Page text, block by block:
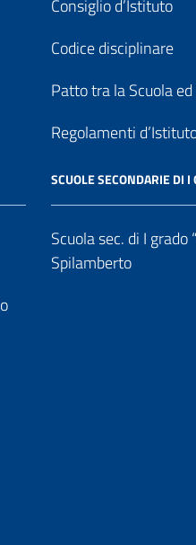
Consiglio d’Istituto
Codice disciplinare
Patto tra la Scuola
Regolamenti
SCUOLE SECONDARIE DI I
Scuola sec. di I grado
Spilamberto